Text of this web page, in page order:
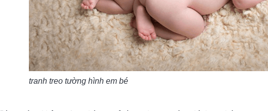
tranh treo tường hình em bé